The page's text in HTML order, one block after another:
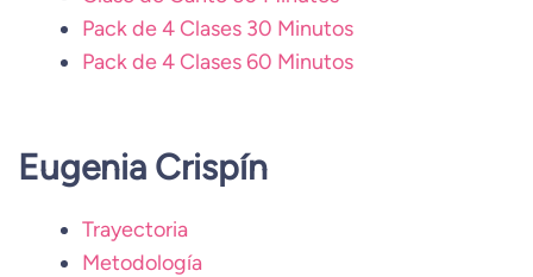
Pack de 4 Clases 30 Minutos
Pack de 4 Clases 60 Minutos
Eugenia Crispín
Trayectoria
Metodología